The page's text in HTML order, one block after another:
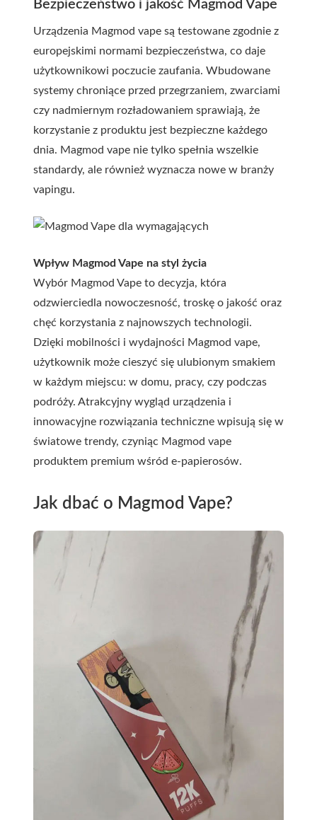
Bezpieczeństwo i jakość Magmod Vape
Urządzenia Magmod vape są testowane zgodnie z
europejskimi normami bezpieczeństwa, co daje
użytkownikowi poczucie zaufania. Wbudowane
systemy chroniące przed przegrzaniem, zwarciami
czy nadmiernym rozładowaniem sprawiają, że
korzystanie z produktu jest bezpieczne każdego
dnia. Magmod vape nie tylko spełnia wszelkie
standardy, ale również wyznacza nowe w branży
vapingu.
Wpływ Magmod Vape na styl życia
Wybór Magmod Vape to decyzja, która
odzwierciedla nowoczesność, troskę o jakość oraz
chęć korzystania z najnowszych technologii.
Dzięki mobilności i wydajności Magmod vape,
użytkownik może cieszyć się ulubionym smakiem
w każdym miejscu: w domu, pracy, czy podczas
podróży. Atrakcyjny wygląd urządzenia i
innowacyjne rozwiązania techniczne wpisują się w
światowe trendy, czyniąc Magmod vape
produktem premium wśród e-papierosów.
Jak dbać o Magmod Vape?